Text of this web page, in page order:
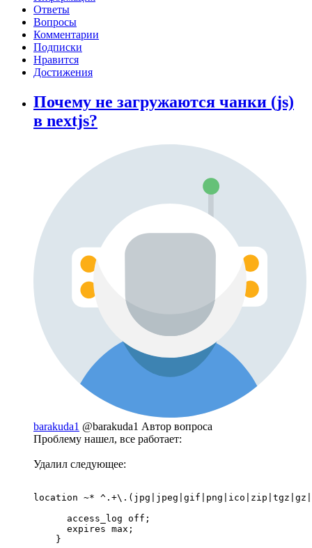
Ответы
Вопросы
Комментарии
Подписки
Нравится
Достижения
Почему не загружаются чанки (js)
в nextjs?
barakuda1 @barakuda1 Автор вопроса
Проблему нашел, все работает:
Удалил следующее:
location ~*
      access_log off;
      expires max;
    }